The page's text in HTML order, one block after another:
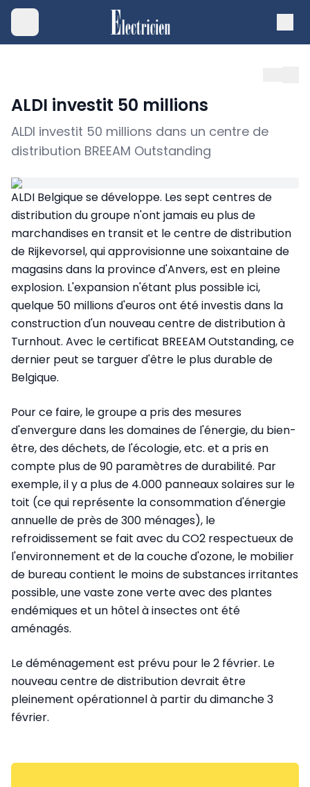
ALDI investit 50 millions
ALDI investit 50 millions dans un centre de
distribution BREEAM Outstanding
ALDI Belgique se développe. Les sept centres de
distribution du groupe n'ont jamais eu plus de
marchandises en transit et le centre de distribution
de Rijkevorsel, qui approvisionne une soixantaine de
magasins dans la province d'Anvers, est en pleine
explosion. L'expansion n'étant plus possible ici,
quelque 50 millions d'euros ont été investis dans la
construction d'un nouveau centre de distribution à
Turnhout. Avec le certificat BREEAM Outstanding, ce
dernier peut se targuer d'être le plus durable de
Belgique.
Pour ce faire, le groupe a pris des mesures
d'envergure dans les domaines de l'énergie, du bien-
être, des déchets, de l'écologie, etc. et a pris en
compte plus de 90 paramètres de durabilité. Par
exemple, il y a plus de 4.000 panneaux solaires sur le
toit (ce qui représente la consommation d'énergie
annuelle de près de 300 ménages), le
refroidissement se fait avec du CO2 respectueux de
l'environnement et de la couche d'ozone, le mobilier
de bureau contient le moins de substances irritantes
possible, une vaste zone verte avec des plantes
endémiques et un hôtel à insectes ont été
aménagés.
Le déménagement est prévu pour le 2 février. Le
nouveau centre de distribution devrait être
pleinement opérationnel à partir du dimanche 3
février.